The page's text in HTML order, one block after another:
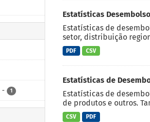
- 1
Estatísticas
Estatísticas de
setor, distribuição
PDF CSV
Estatísticas de
Estatísticas de
de produtos e outros.
CSV PDF